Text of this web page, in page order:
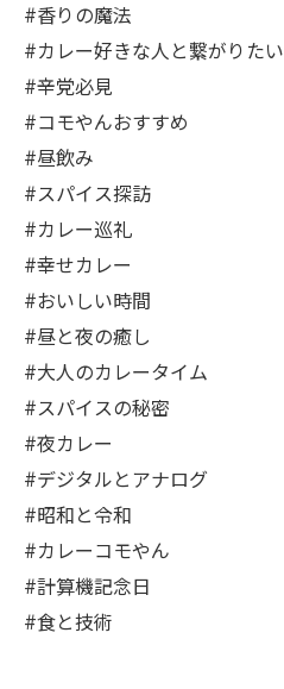
#香りの魔法
#カレー好きな人と繋がりたい
#辛党必見
#コモやんおすすめ
#昼飲み
#スパイス探訪
#カレー巡礼
#幸せカレー
#おいしい時間
#昼と夜の癒し
#大人のカレータイム
#スパイスの秘密
#夜カレー
#デジタルとアナログ
#昭和と令和
#カレーコモやん
#計算機記念日
#食と技術